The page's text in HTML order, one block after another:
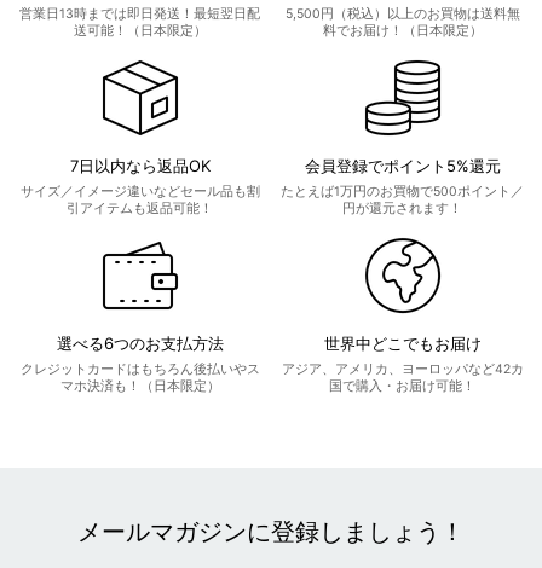
営業日13時までは即日発送！最短翌日配
送可能！（日本限定）
5,500円（税込）以上のお買物は送料無
料でお届け！（日本限定）
7日以内なら返品OK
サイズ／イメージ違いなどセール品も割
引アイテムも返品可能！
会員登録でポイント5%還元
たとえば1万円のお買物で500ポイント／
円が還元されます！
選べる6つのお支払方法
クレジットカードはもちろん後払いやス
マホ決済も！（日本限定）
世界中どこでもお届け
アジア、アメリカ、ヨーロッパなど42カ
国で購入・お届け可能！
メールマガジンに登録しましょう！